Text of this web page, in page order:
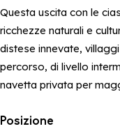
Questa uscita con le
ricchezze naturali e
distese innevate,
percorso, di livello
navetta privata per
Posizione